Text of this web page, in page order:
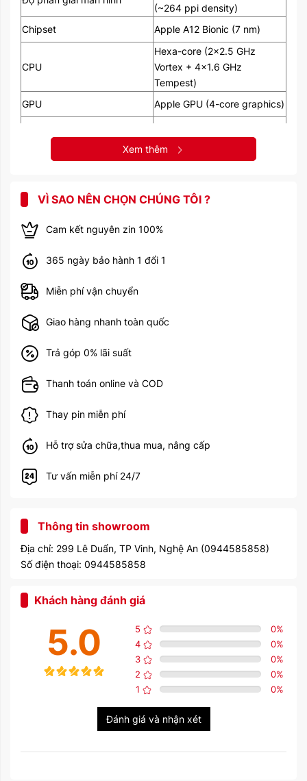
(~264 ppi density)
Chipset
Apple A12 Bionic (7 nm)
CPU
Hexa-core (2x2.5 GHz
Vortex + 4x1.6 GHz
Tempest)
GPU
Apple GPU (4-core graphics)
32 GB | 128 GB
Camera sau
(standard), 1.12µm, AF, HDR,
panorama, 1080p@30fps,
720p@120fps, HDR
720p@120fps, HDR, stereo
Camera trước
(standard), HDR,
WLAN
dual-band, hotspot
Bluetooth
Tính năng
gia tốc kế, con quay hồi
Năm ra mắt
Xem thêm
VÌ SAO NÊN CHỌN CHÚNG TÔI ?
Cam kết nguyên zin 100%
365 ngày bảo hành 1 đổi 1
Miễn phí vận chuyển
Giao hàng nhanh toàn quốc
Trả góp 0% lãi suất
Thanh toán online và COD
Thay pin miễn phí
Hỗ trợ sửa chữa,thua mua, nâng cấp
Tư vấn miễn phí 24/7
Thông tin showroom
Địa chỉ: 299 Lê Duẩn, TP Vinh, Nghệ An (0944585858)
Số điện thoại: 0944585858
Khách hàng đánh giá
5.0 5 0%
4
0%
3
0%
2
0%
1
0%
Đánh giá và nhận xét